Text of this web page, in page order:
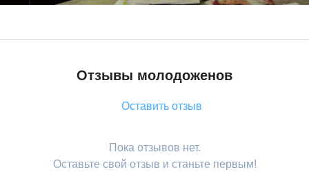
Отзывы молодоженов
Оставить отзыв
Пока отзывов нет.
Оставьте свой отзыв и станьте первым!